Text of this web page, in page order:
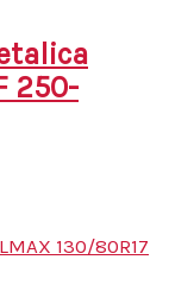
250-